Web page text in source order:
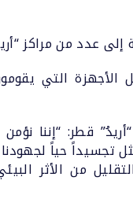
عدد من مراكز
نقاط “نجوم” تصل إلى 5,000
قطر: “إننا نؤمن
هذه المبادرة إلى حد كبير مع رؤية
من الأثر